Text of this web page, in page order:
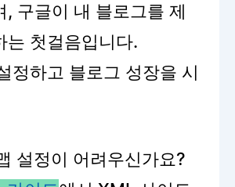
, 구글이 내 블로그를 제
는 첫걸음입니다.
정하고 블로그 성장을 시
설정이 어려우신가요?